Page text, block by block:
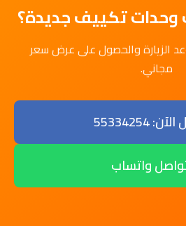
تكييف جديدة؟
الزيارة والحصول على عرض سعر
مجاني.
55334254
واتساب